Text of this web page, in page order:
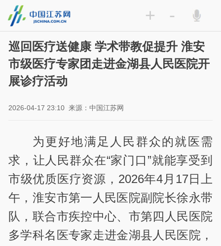
+ -
巡回医疗送健康 学术带教促提升 淮安
市级医疗专家团走进金湖县人民医院开
展诊疗活动
2026-04-17 23:10 来源：中国江苏网
为更好地满足人民群众的就医需
求，让人民群众在“家门口”就能享受到
市级优质医疗资源，2026年4月17日上
午，淮安市第一人民医院副院长徐永带
队，联合市疾控中心、市第四人民医院
多学科名医专家走进金湖县人民医院，